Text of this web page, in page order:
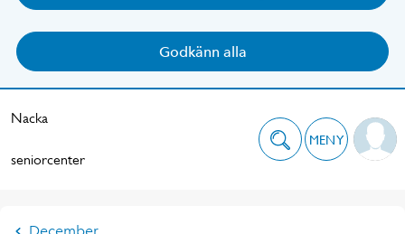
Godkänn alla
Nacka
seniorcenter
MENY